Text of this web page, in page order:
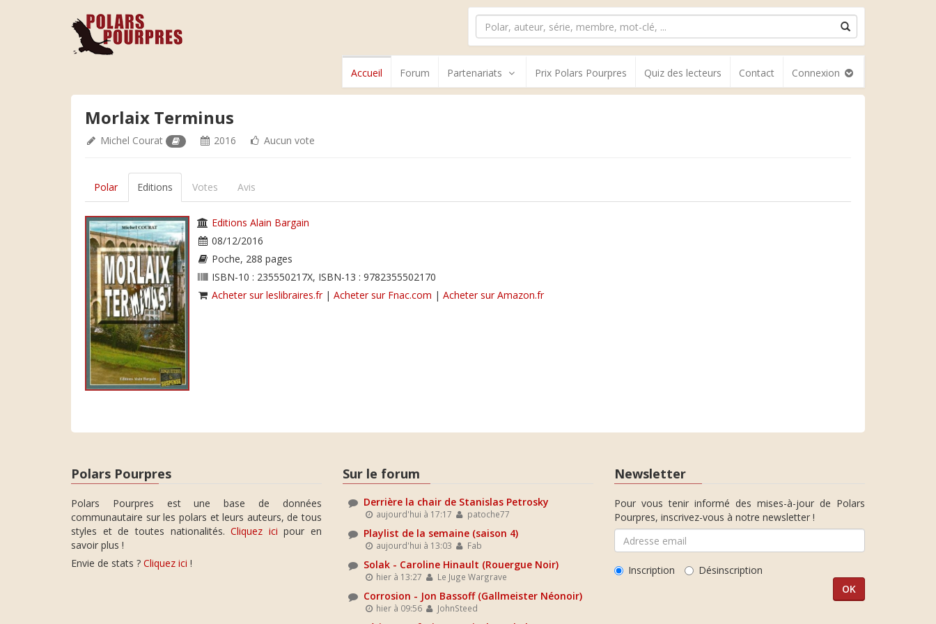
Accueil Forum Partenariats Prix Polars Pourpres Quiz des lecteurs Contact Connexion
Morlaix Terminus
Michel Courat 2016 Aucun vote
Polar Editions Votes Avis
Editions Alain Bargain
08/12/2016
Poche, 288 pages
ISBN-10 : 235550217X, ISBN-13 : 9782355502170
Acheter sur leslibraires.fr| Acheter sur Fnac.com | Acheter sur Amazon.fr
Polars Pourpres
Polars Pourpres est une base de données
communautaire sur les polars et leurs auteurs, de tous
styles et de toutes nationalités.Cliquez ici pour en
savoir plus !
Envie de stats ? Cliquez ici !
Sur le forum
Derrière la chair de Stanislas Petrosky
aujourd'hui à 17:17 patoche77
Playlist de la semaine (saison 4)
aujourd'hui à 13:03 Fab
Solak - Caroline Hinault (Rouergue Noir)
hier à 13:27 Le Juge Wargrave
Corrosion - Jon Bassoff (Gallmeister Néonoir)
hier à 09:56 JohnSteed
Newsletter
Pour vous tenir informé des mises-à-jour de Polars
Pourpres, inscrivez-vous à notre newsletter !
Inscription Désinscription